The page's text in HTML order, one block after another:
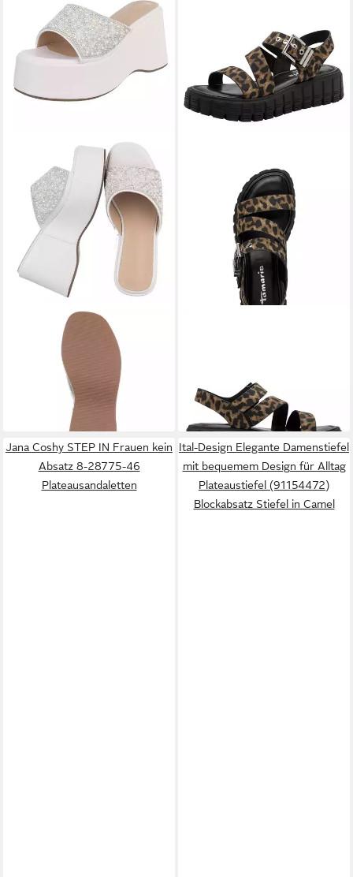
ITAL-DESIGN
Damen Plateau-
Slipper mit Keilsohle und
offenem Design
Plateausandaletten
(91895885)
Keilabsatz/Wedge
Keilsandaletten in Weiß
UVP
Jana Coshy STEP IN Frauen kein
Absatz 8-28775-46
Plateausandaletten
Ital-Design Elegante Damenstiefel
mit bequemem Design für Alltag
Plateaustiefel (91154472)
Blockabsatz Stiefel in Camel